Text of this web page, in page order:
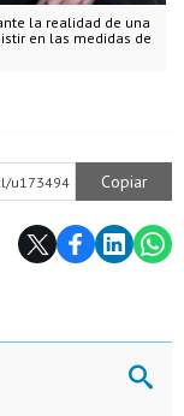
la realidad de una
en las medidas de
u173494 Copiar